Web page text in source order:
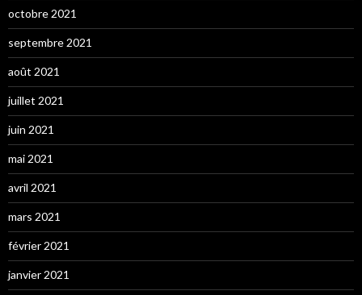
octobre 2021
septembre 2021
août 2021
juillet 2021
juin 2021
mai 2021
avril 2021
mars 2021
février 2021
janvier 2021